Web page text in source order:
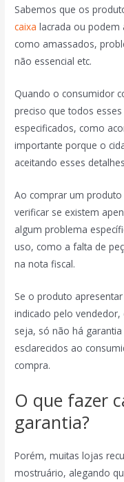
Sabemos que os
caixa lacrada ou podem
como amassados,
não essencial etc.
Quando o consumidor
preciso que todos
especificados, como
importante porque o
aceitando esses
Ao comprar um
verificar se existem
algum problema
uso, como a falta de
na nota fiscal.
Se o produto
indicado pelo vendedor,
seja, só não há
esclarecidos ao
compra.
O que fazer
garantia?
Porém, muitas lojas
mostruário, alegando